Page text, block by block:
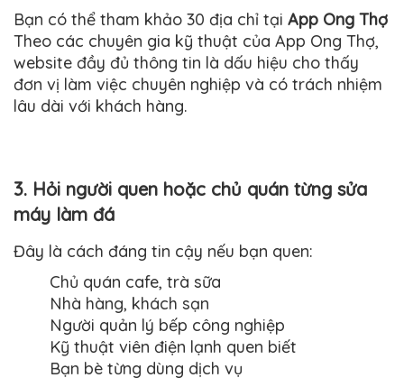
Bạn có thể tham khảo 30 địa chỉ tại App Ong Thợ
Theo các chuyên gia kỹ thuật của App Ong Thợ,
website đầy đủ thông tin là dấu hiệu cho thấy
đơn vị làm việc chuyên nghiệp và có trách nhiệm
lâu dài với khách hàng.
3. Hỏi người quen hoặc chủ quán từng sửa
máy làm đá
Đây là cách đáng tin cậy nếu bạn quen:
Chủ quán cafe, trà sữa
Nhà hàng, khách sạn
Người quản lý bếp công nghiệp
Kỹ thuật viên điện lạnh quen biết
Bạn bè từng dùng dịch vụ